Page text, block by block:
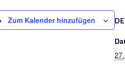
Zum Kalender hinzufügen